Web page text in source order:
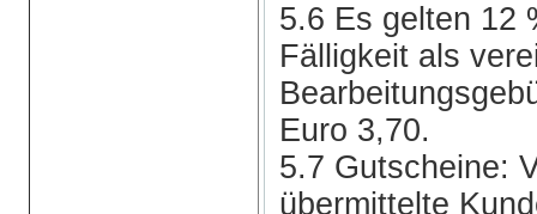
5.6 Es gelten 12
Fälligkeit als
Euro 3,70.
5.7 Gutscheine:
übermittelte